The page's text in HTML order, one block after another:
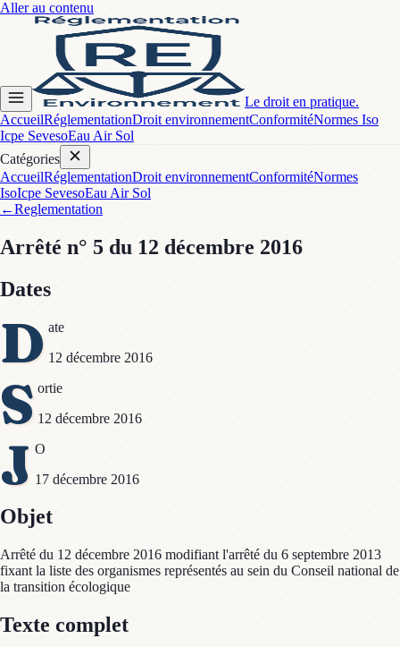
Aller au contenu
Le droit en pratique.
AccueilRéglementationDroit environnementConformitéNormes Iso
Icpe SevesoEau Air Sol
Catégories
AccueilRéglementationDroit environnementConformitéNormes
IsoIcpe SevesoEau Air Sol
←Reglementation
Arrêté n° 5 du 12 décembre 2016
Dates
D ate
12 décembre 2016
S ortie
12 décembre 2016
J O
17 décembre 2016
Objet
Arrêté du 12 décembre 2016 modifiant l'arrêté du 6 septembre 2013
fixant la liste des organismes représentés au sein du Conseil national de
la transition écologique
Texte complet